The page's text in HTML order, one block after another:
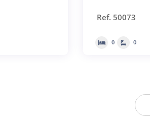
Ref. 50073
0 0